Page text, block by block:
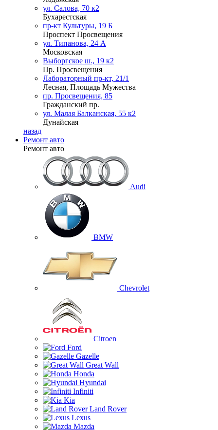
ул. Салова, 70 к2
Бухарестская
пр-кт Культуры, 19 Б
Проспект Просвещения
ул. Типанова, 24 А
Московская
Выборгское ш., 19 к2
Пр. Просвещения
Лабораторный пр-кт, 21/1
Лесная, Площадь Мужества
пр. Просвещения, 85
Гражданский пр.
ул. Малая Балканская, 55 к2
Дунайская
назад
Ремонт авто
Ремонт авто
Audi
BMW
Chevrolet
Citroen
Ford
Gazelle
Great Wall
Honda
Hyundai
Infiniti
Kia
Land Rover
Lexus
Mazda